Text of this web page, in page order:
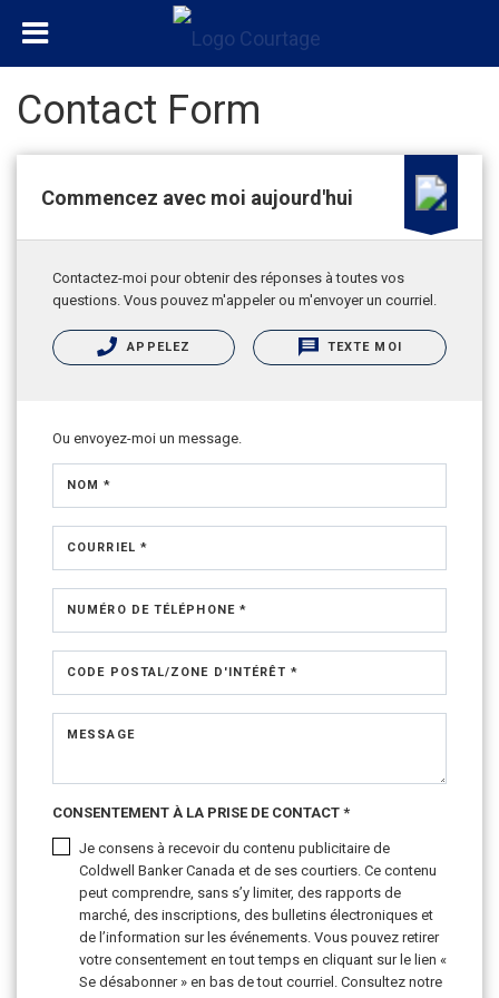
Contact Form
Commencez avec moi aujourd'hui
Contactez-moi pour obtenir des réponses à toutes vos
questions. Vous pouvez m'appeler ou m'envoyer un courriel.
APPELEZ TEXTE MOI
Ou envoyez-moi un message.
NOM *
COURRIEL *
NUMÉRO DE TÉLÉPHONE *
CODE POSTAL/ZONE D'INTÉRÊT *
MESSAGE
CONSENTEMENT À LA PRISE DE CONTACT *
Je consens à recevoir du contenu publicitaire de
Coldwell Banker Canada et de ses courtiers. Ce contenu
peut comprendre, sans s’y limiter, des rapports de
marché, des inscriptions, des bulletins électroniques et
de l’information sur les événements. Vous pouvez retirer
votre consentement en tout temps en cliquant sur le lien «
Se désabonner » en bas de tout courriel. Consultez notre